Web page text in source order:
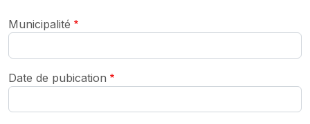
Municipalité
Date de pubication